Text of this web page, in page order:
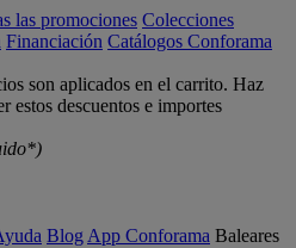
las promociones Colecciones
Financiación Catálogos Conforama
son aplicados en el carrito. Haz
estos descuentos e importes
Blog App Conforama Baleares